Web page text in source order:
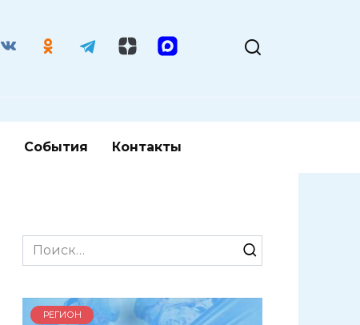
События Контакты
Search
for:
РЕГИОН